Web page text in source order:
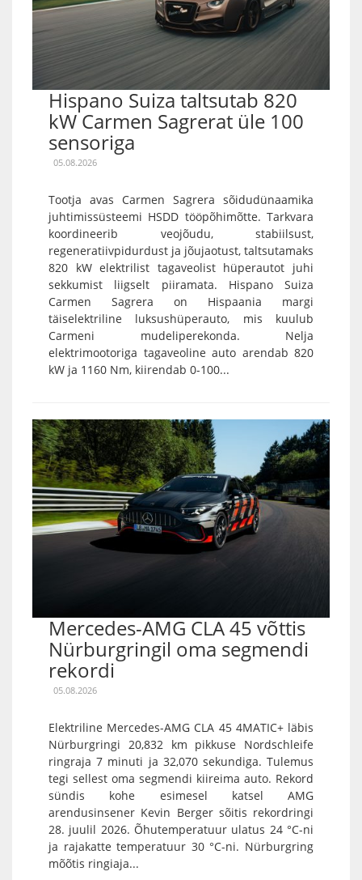
Hispano Suiza taltsutab 820
kW Carmen Sagrerat üle 100
sensoriga
05.08.2026
Tootja avas Carmen Sagrera sõidudünaamika
juhtimissüsteemi HSDD tööpõhimõtte. Tarkvara
koordineerib veojõudu, stabiilsust,
regeneratiivpidurdust ja jõujaotust, taltsutamaks
820 kW elektrilist tagaveolist hüperautot juhi
sekkumist liigselt piiramata. Hispano Suiza
Carmen Sagrera on Hispaania margi
täiselektriline luksushüperauto, mis kuulub
Carmeni mudeliperekonda. Nelja
elektrimootoriga tagaveoline auto arendab 820
kW ja 1160 Nm, kiirendab 0-100...
Mercedes-AMG CLA 45 võttis
Nürburgringil oma segmendi
rekordi
05.08.2026
Elektriline Mercedes-AMG CLA 45 4MATIC+ läbis
Nürburgringi 20,832 km pikkuse Nordschleife
ringraja 7 minuti ja 32,070 sekundiga. Tulemus
tegi sellest oma segmendi kiireima auto. Rekord
sündis kohe esimesel katsel AMG
arendusinsener Kevin Berger sõitis rekordringi
28. juulil 2026. Õhutemperatuur ulatus 24 °C-ni
ja rajakatte temperatuur 30 °C-ni. Nürburgring
mõõtis ringiaja...